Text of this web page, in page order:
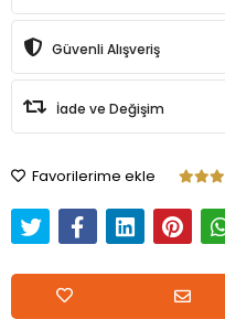
Güvenli Alışveriş
İade ve Değişim
Favorilerime ekle